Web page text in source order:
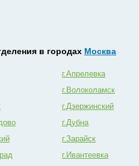
в городах Москва
г.Апрелевка
г.Волоколамск
г.Дзержинский
г.Дубна
г.Зарайск
г.Ивантеевка